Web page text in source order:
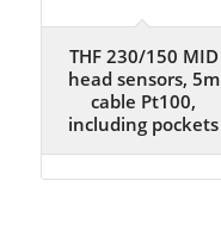
THF 230/150 MID
head sensors, 5m
cable Pt100,
including pockets